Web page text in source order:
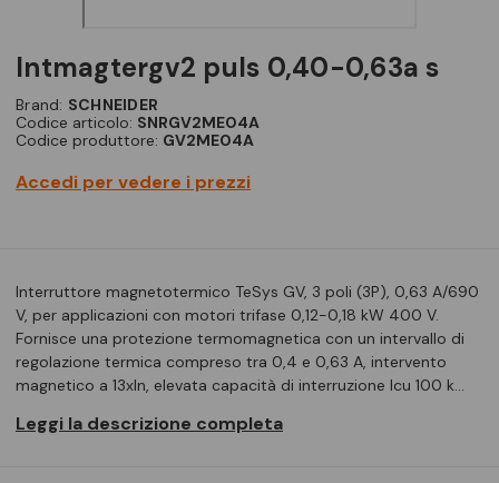
intmagtergv2 puls 0,40-0,63a s
Brand: SCHNEIDER
Codice articolo: SNRGV2ME04A
Codice produttore: GV2ME04A
Accedi per vedere i prezzi
Interruttore magnetotermico TeSys GV, 3 poli (3P), 0,63 A/690
V, per applicazioni con motori trifase 0,12-0,18 kW 400 V.
Fornisce una protezione termomagnetica con un intervallo di
regolazione termica compreso tra 0,4 e 0,63 A, intervento
magnetico a 13xIn, elevata capacità di interruzione Icu 100 k…
Leggi la descrizione completa